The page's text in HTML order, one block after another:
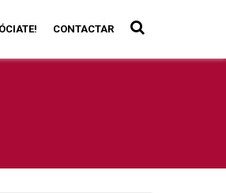
CONTACTAR